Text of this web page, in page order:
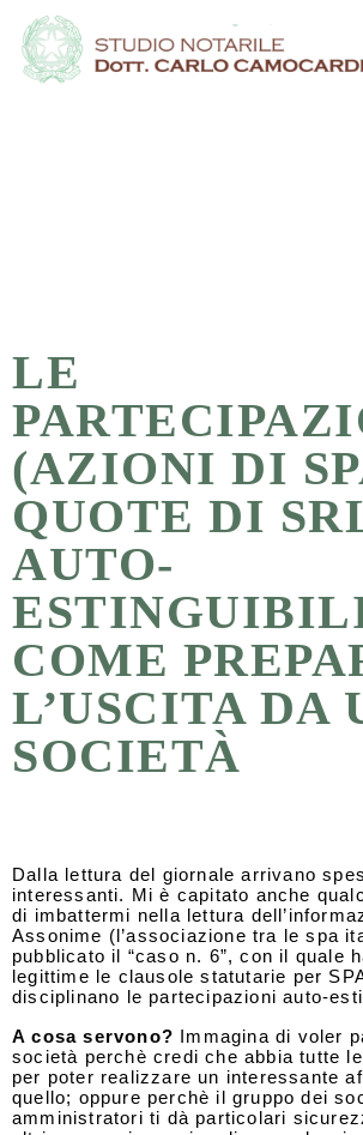
LE
(AZIONI DI
QUOTE DI
AUTO-
COME
L’USCITA DA
SOCIETÀ
Dalla lettura del giornale arrivano
interessanti. Mi è capitato anche
di imbattermi nella lettura
Assonime (l’associazione tra le spa
pubblicato il “caso n. 6”, con il quale
legittime le clausole statutarie per
disciplinano le partecipazioni auto-
A cosa servono? Immagina di voler
società perchè credi che abbia tutte
per poter realizzare un interessante
quello; oppure perchè il gruppo dei
amministratori ti dà particolari